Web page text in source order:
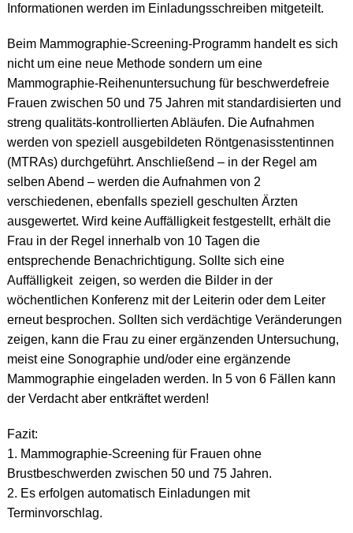
Informationen werden im Einladungsschreiben mitgeteilt.
Beim Mammographie-Screening-Programm handelt es sich
nicht um eine neue Methode sondern um eine
Mammographie-Reihenuntersuchung für beschwerdefreie
Frauen zwischen 50 und 75 Jahren mit standardisierten und
streng qualitäts-kontrollierten Abläufen. Die Aufnahmen
werden von speziell ausgebildeten Röntgenasisstentinnen
(MTRAs) durchgeführt. Anschließend – in der Regel am
selben Abend – werden die Aufnahmen von 2
verschiedenen, ebenfalls speziell geschulten Ärzten
ausgewertet. Wird keine Auffälligkeit festgestellt, erhält die
Frau in der Regel innerhalb von 10 Tagen die
entsprechende Benachrichtigung. Sollte sich eine
Auffälligkeit zeigen, so werden die Bilder in der
wöchentlichen Konferenz mit der Leiterin oder dem Leiter
erneut besprochen. Sollten sich verdächtige Veränderungen
zeigen, kann die Frau zu einer ergänzenden Untersuchung,
meist eine Sonographie und/oder eine ergänzende
Mammographie eingeladen werden. In 5 von 6 Fällen kann
der Verdacht aber entkräftet werden!
Fazit:
1. Mammographie-Screening für Frauen ohne
Brustbeschwerden zwischen 50 und 75 Jahren.
2. Es erfolgen automatisch Einladungen mit
Terminvorschlag.